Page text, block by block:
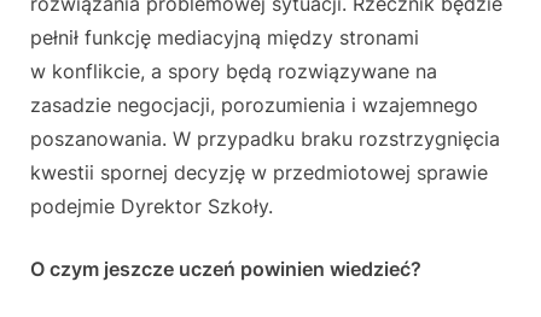
pełnił funkcję mediacyjną między stronami
w konflikcie, a spory będą rozwiązywane na
zasadzie negocjacji, porozumienia i wzajemnego
poszanowania. W przypadku braku rozstrzygnięcia
kwestii spornej decyzję w przedmiotowej sprawie
podejmie Dyrektor Szkoły.
O czym jeszcze uczeń powinien wiedzieć?